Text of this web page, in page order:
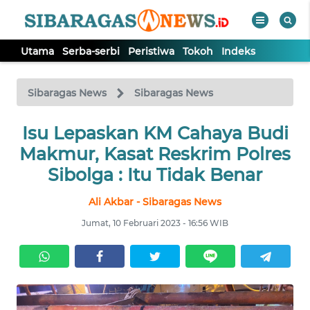
Utama Serba-serbi Peristiwa Tokoh Indeks
Sibaragas News Sibaragas News
Isu Lepaskan KM Cahaya Budi
Makmur, Kasat Reskrim Polres
Sibolga : Itu Tidak Benar
Ali Akbar - Sibaragas News
Jumat, 10 Februari 2023 - 16:56 WIB
TV
Tutup
UTAMA
SERBA-
TOKOH
Informasi